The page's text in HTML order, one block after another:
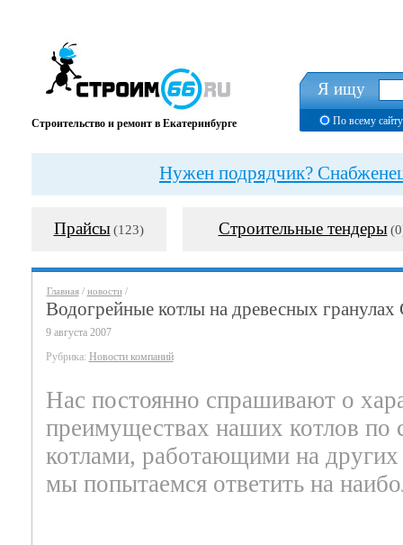
Строительство и ремонт в Екатеринбурге
Я ищу
По всему сайту
Нужен подрядчик?
Прайсы (123) Строительные тендеры
Главная/ новости/
Водогрейные котлы на древесных гранулах
9 августа 2007
Рубрика: Новости компаний
Нас постоянно спрашивают о
преимуществах наших котлов по
котлами, работающими на других
мы попытаемся ответить на